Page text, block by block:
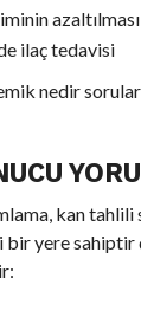
azaltılması
ilaç tedavisi
nedir
kan
bir yere sahiptir